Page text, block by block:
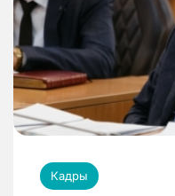
Кадры